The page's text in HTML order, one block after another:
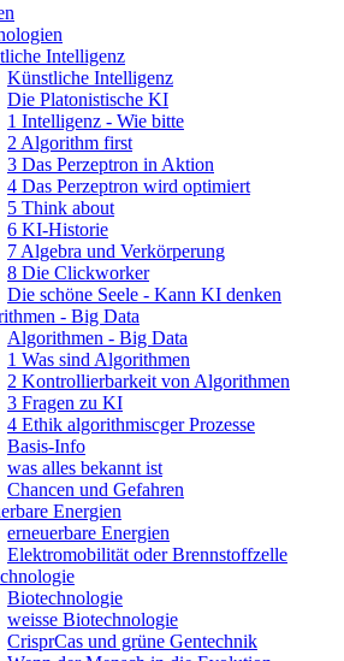
Intelligenz
Künstliche Intelligenz
Die Platonistische KI
1 Intelligenz - Wie bitte
2 Algorithm first
3 Das Perzeptron in Aktion
4 Das Perzeptron wird optimiert
5 Think about
6 KI-Historie
7 Algebra und Verkörperung
8 Die Clickworker
Die schöne Seele - Kann KI denken
- Big Data
Algorithmen - Big Data
1 Was sind Algorithmen
2 Kontrollierbarkeit von Algorithmen
3 Fragen zu KI
4 Ethik algorithmiscger Prozesse
Basis-Info
was alles bekannt ist
Chancen und Gefahren
Energien
erneuerbare Energien
Elektromobilität oder Brennstoffzelle
Biotechnologie
weisse Biotechnologie
CrisprCas und grüne Gentechnik